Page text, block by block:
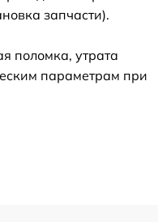
запчасти).
поломка, утрата
параметрам при